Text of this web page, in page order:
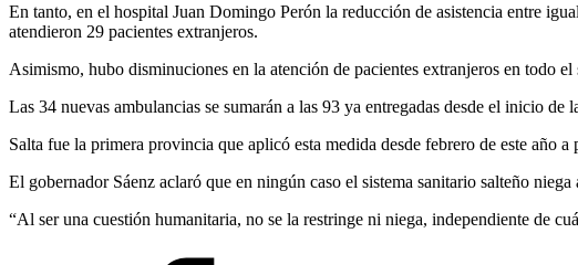
En tanto, en el hospital Juan Domingo Perón la reducción de asistencia entre
atendieron 29 pacientes extranjeros.
Asimismo, hubo disminuciones en la atención de pacientes extranjeros en todo
Las 34 nuevas ambulancias se sumarán a las 93 ya entregadas desde el inicio de
Salta fue la primera provincia que aplicó esta medida desde febrero de este
El gobernador Sáenz aclaró que en ningún caso el sistema sanitario salteño
“Al ser una cuestión humanitaria, no se la restringe ni niega, independiente de